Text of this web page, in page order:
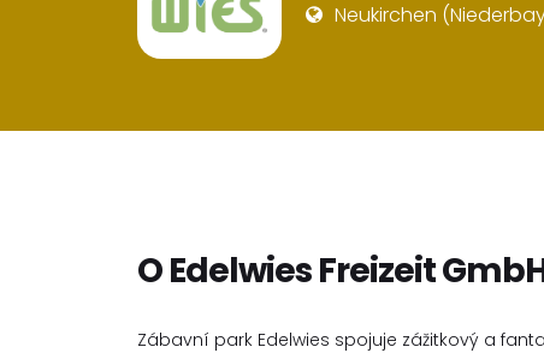
Neukirchen
O Edelwies Freizeit
Zábavní park Edelwies spojuje zážitkový a